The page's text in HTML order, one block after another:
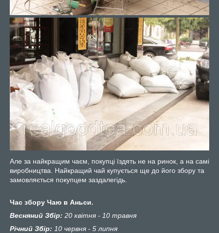
Але за найкращим чаєм, покупці їздять не на ринок, а на самі
виробництва. Найкращий чай купується ще до його збору та
замовляється покупцем заздалегідь.
Час збору Чаю в Аньси.
Весняний Збір: 20 квітня - 10 травня
Річний Збір: 10 червня - 5 липня